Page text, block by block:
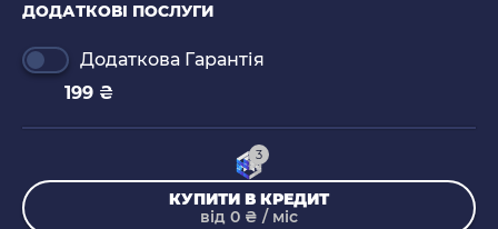
ДОДАТКОВІ ПОСЛУГИ
Додаткова Гарантія
199 ₴
КУПИТИ В КРЕДИТ
від 0 ₴ / міс
3